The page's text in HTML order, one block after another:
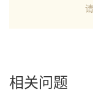
请
相关问题